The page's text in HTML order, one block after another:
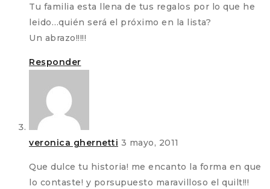
Tu familia esta llena de tus regalos por lo que he
leido…quién será el próximo en la lista?
Un abrazo!!!!!
Responder
veronica ghernetti 3 mayo, 2011
Que dulce tu historia! me encanto la forma en que
lo contaste! y porsupuesto maravilloso el quilt!!!